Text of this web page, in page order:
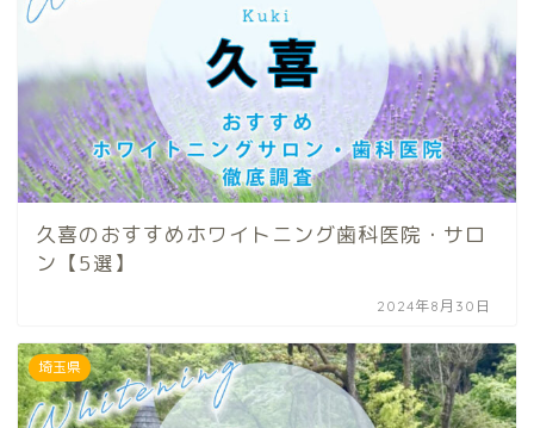
久喜のおすすめホワイトニング歯科医院・サロ
ン【5選】
2024年8月30日
埼玉県